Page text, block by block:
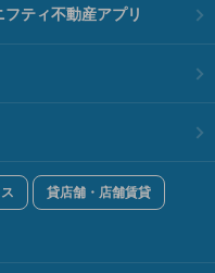
フティ不動産アプリ
貸店舗・店舗賃貸